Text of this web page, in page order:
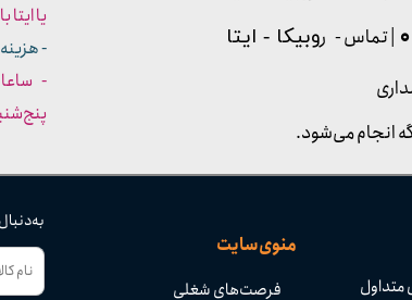
منوی سایت
فرصت‌های شغلی
به
| تماس - روبیکا - ایتا
یا ایتا
-
انجام می‌شود.